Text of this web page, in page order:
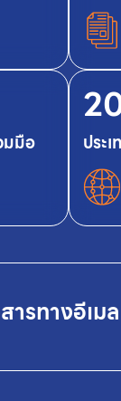
มมือ ประ
ารทางอีเมล